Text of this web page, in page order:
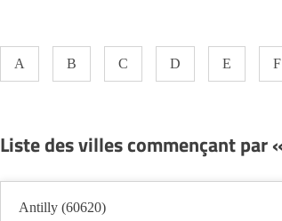
A B C D E F
Liste des villes commençant par
Antilly (60620)